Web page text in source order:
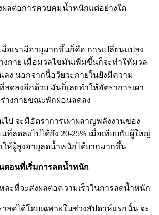
ผลต่อการควบคุมน้ำหนักแต่อย่างใด
อเรามีอายุมากขึ้นก็คือ การเปลี่ยนแปลง
งกาย เมื่อมวลไขมันเพิ่มขึ้นก็จะทำให้มวล
ลง นอกจากนี้อวัยวะภายในยังมีความ
ดลงอีกด้วย มันก็เลยทำให้อัตราการเผา
างกายขณะพักผ่อนลดลง
ป จะมีอัตราการเผาผลาญพลังงานของ
ลดลงไปได้ถึง 20-25% เมื่อเทียบกับผู้ใหญ่
ห้ผู้สูงอายุลดน้ำหนักได้ยากมากขึ้น
ตอนที่เริ่มการลดน้ำหนัก
ละที่จะส่งผลต่อความเร็วในการลดน้ำหนัก
ลดได้โดยเฉพาะในช่วงสัปดาห์แรกนั้น จะ